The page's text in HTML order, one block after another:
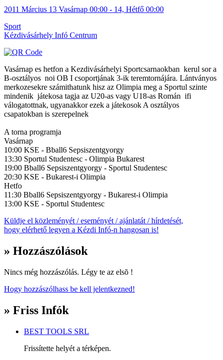
2011 Március 13 Vasárnap 00:00 - 14, Hétfő 00:00
Sport
Kézdivásárhely Infó Centrum
Vasárnap es hetfon a Kezdivásárhelyi Sportcsarnaokban kerul sor a
B-osztályos noi OB I csoportjának 3-ik teremtornájára. Lántványos
merkozesekre számithatunk hisz az Olimpia meg a Sportul szinte
mindenik játekosa tagja az U20-as vagy U18-as Román ifi
válogatottnak, ugyanakkor ezek a játekosok A osztályos
csapatokban is szerepelnek
A torna programja
Vasárnap
10:00 KSE - Bball6 Sepsiszentgyorgy
13:30 Sportul Studentesc - Olimpia Bukarest
19:00 Bball6 Sepsiszentgyorgy - Sportul Studentesc
20:30 KSE - Bukarest-i Olimpia
Hetfo
11:30 Bball6 Sepsiszentgyorgy - Bukarest-i Olimpia
13:00 KSE - Sportul Studentesc
Küldje el közleményét / eseményét / ajánlatát / hírdetését,
hogy elérhető legyen a Kézdi Infó-n hangosan is!
» Hozzászólások
Nincs még hozzászólás. Légy te az elsõ !
Hogy hozzászólhass be kell jelentkezned!
» Friss Infók
BEST TOOLS SRL
Frissítette helyét a térképen.